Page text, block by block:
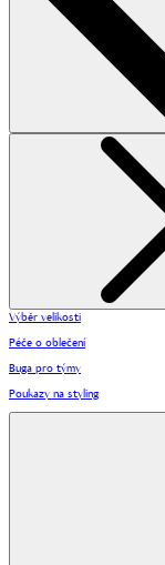
Výběr velikosti
Péče o oblečení
Buga pro týmy
Poukazy na styling